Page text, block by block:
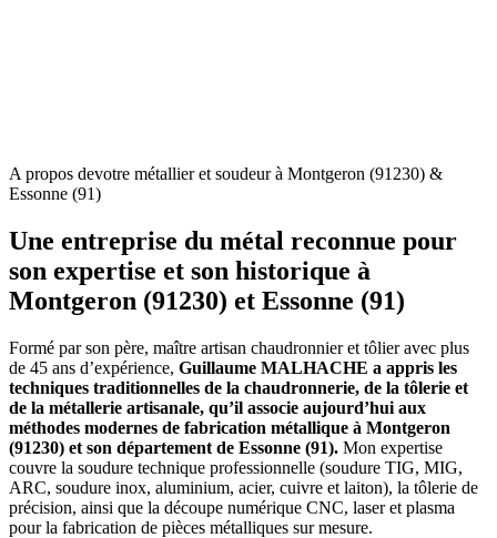
A propos devotre métallier et soudeur à Montgeron (91230) &
Essonne (91)
Une entreprise du métal reconnue pour
son expertise et son historique à
Montgeron (91230) et Essonne (91)
Formé par son père, maître artisan chaudronnier et tôlier avec plus
de 45 ans d’expérience, Guillaume MALHACHE a appris les
techniques traditionnelles de la chaudronnerie, de la tôlerie et
de la métallerie artisanale, qu’il associe aujourd’hui aux
méthodes modernes de fabrication métallique à Montgeron
(91230) et son département de Essonne (91). Mon expertise
couvre la soudure technique professionnelle (soudure TIG, MIG,
ARC, soudure inox, aluminium, acier, cuivre et laiton), la tôlerie de
précision, ainsi que la découpe numérique CNC, laser et plasma
pour la fabrication de pièces métalliques sur mesure.